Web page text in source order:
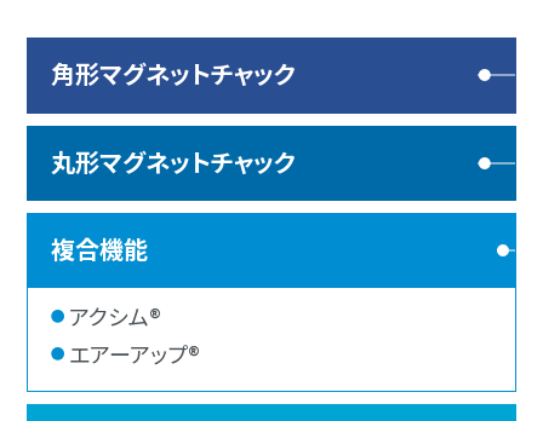
角形マグネットチャック
丸形マグネットチャック
複合機能
アクシム®
エアーアップ®